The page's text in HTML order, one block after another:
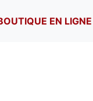
EN LIGNE